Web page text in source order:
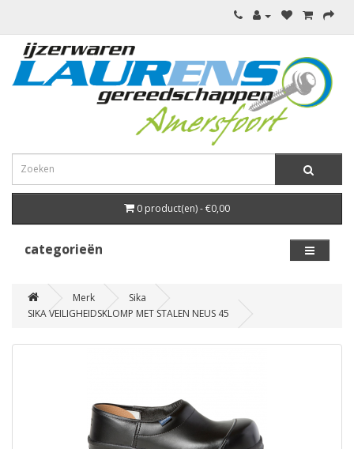
0 product(en) - €0,00
categorieën
Merk
Sika
SIKA VEILIGHEIDSKLOMP MET STALEN NEUS 45